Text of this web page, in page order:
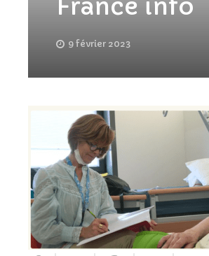
France info
9 février 2023